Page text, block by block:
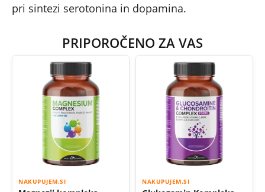
pri sintezi serotonina in dopamina.
PRIPOROČENO ZA VAS
NAKUPUJEM.SI NAKUPUJEM.SI